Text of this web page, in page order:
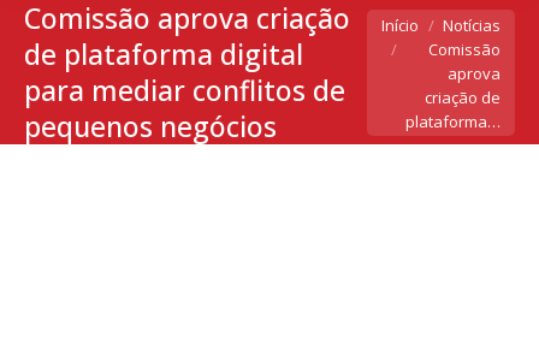
Comissão aprova criação
de plataforma digital
para mediar conflitos de
pequenos negócios
Você está aqui:
Início
Notícias
Comissão
aprova
criação de
plataforma…